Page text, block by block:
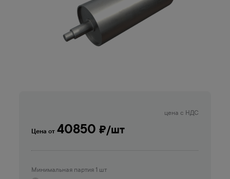
цена с НДС
Цена от 40850 ₽/шт
Минимальная партия 1 шт